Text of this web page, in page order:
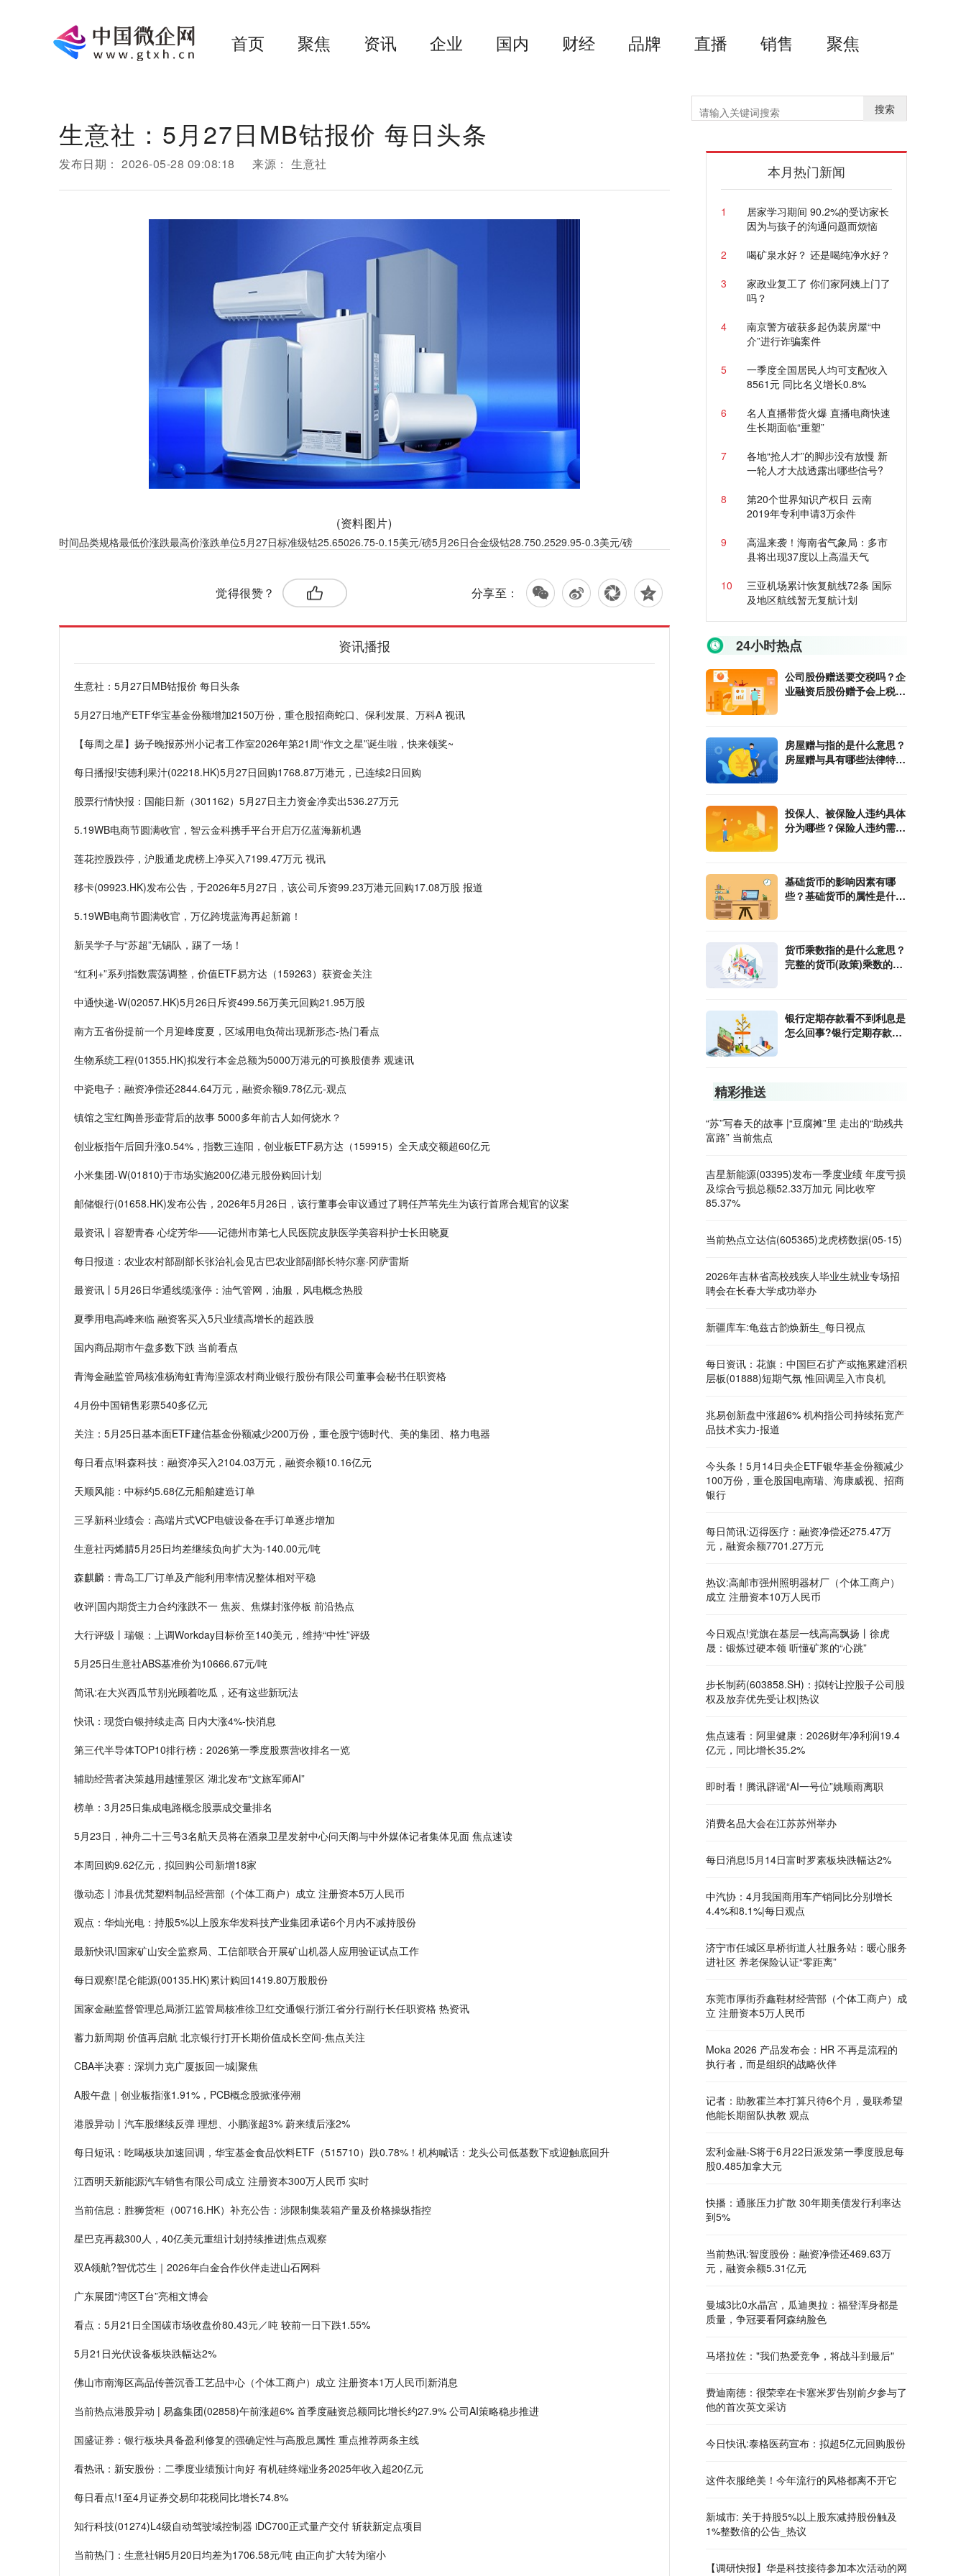
首页 聚焦 资讯 企业 国内 财经 品牌 直播 销售 聚焦
生意社：5月27日MB钴报价 每日头条
发布日期： 2026-05-28 09:08:18 来源： 生意社
(资料图片)
时间品类规格最低价涨跌最高价涨跌单位5月27日标准级钴25.65026.75-0.15美元/磅5月26日合金级钴28.750.2529.95-0.3美元/磅
觉得很赞？ 分享至：
资讯播报
生意社：5月27日MB钴报价 每日头条
5月27日地产ETF华宝基金份额增加2150万份，重仓股招商蛇口、保利发展、万科A 视讯
【每周之星】扬子晚报苏州小记者工作室2026年第21周“作文之星”诞生啦，快来领奖~
每日播报!安德利果汁(02218.HK)5月27日回购1768.87万港元，已连续2日回购
股票行情快报：国能日新（301162）5月27日主力资金净卖出536.27万元
5.19WB电商节圆满收官，智云金科携手平台开启万亿蓝海新机遇
莲花控股跌停，沪股通龙虎榜上净买入7199.47万元 视讯
移卡(09923.HK)发布公告，于2026年5月27日，该公司斥资99.23万港元回购17.08万股 报道
5.19WB电商节圆满收官，万亿跨境蓝海再起新篇！
新吴学子与“苏超”无锡队，踢了一场！
“红利+”系列指数震荡调整，价值ETF易方达（159263）获资金关注
中通快递-W(02057.HK)5月26日斥资499.56万美元回购21.95万股
南方五省份提前一个月迎峰度夏，区域用电负荷出现新形态-热门看点
生物系统工程(01355.HK)拟发行本金总额为5000万港元的可换股债券 观速讯
中瓷电子：融资净偿还2844.64万元，融资余额9.78亿元-观点
镇馆之宝红陶兽形壶背后的故事 5000多年前古人如何烧水？
创业板指午后回升涨0.54%，指数三连阳，创业板ETF易方达（159915）全天成交额超60亿元
小米集团-W(01810)于市场实施200亿港元股份购回计划
邮储银行(01658.HK)发布公告，2026年5月26日，该行董事会审议通过了聘任芦苇先生为该行首席合规官的议案
最资讯丨容塑青春 心绽芳华——记德州市第七人民医院皮肤医学美容科护士长田晓夏
每日报道：农业农村部副部长张治礼会见古巴农业部副部长特尔塞·冈萨雷斯
最资讯丨5月26日华通线缆涨停：油气管网，油服，风电概念热股
夏季用电高峰来临 融资客买入5只业绩高增长的超跌股
国内商品期市午盘多数下跌 当前看点
青海金融监管局核准杨海虹青海湟源农村商业银行股份有限公司董事会秘书任职资格
4月份中国销售彩票540多亿元
关注：5月25日基本面ETF建信基金份额减少200万份，重仓股宁德时代、美的集团、格力电器
每日看点!科森科技：融资净买入2104.03万元，融资余额10.16亿元
天顺风能：中标约5.68亿元船舶建造订单
三孚新科业绩会：高端片式VCP电镀设备在手订单逐步增加
生意社丙烯腈5月25日均差继续负向扩大为-140.00元/吨
森麒麟：青岛工厂订单及产能利用率情况整体相对平稳
收评|国内期货主力合约涨跌不一 焦炭、焦煤封涨停板 前沿热点
大行评级丨瑞银：上调Workday目标价至140美元，维持“中性”评级
5月25日生意社ABS基准价为10666.67元/吨
简讯:在大兴西瓜节别光顾着吃瓜，还有这些新玩法
快讯：现货白银持续走高 日内大涨4%-快消息
第三代半导体TOP10排行榜：2026第一季度股票营收排名一览
辅助经营者决策越用越懂景区 湖北发布“文旅军师AI”
榜单：3月25日集成电路概念股票成交量排名
5月23日，神舟二十三号3名航天员将在酒泉卫星发射中心问天阁与中外媒体记者集体见面 焦点速读
本周回购9.62亿元，拟回购公司新增18家
微动态丨沛县优梵塑料制品经营部（个体工商户）成立 注册资本5万人民币
观点：华灿光电：持股5%以上股东华发科技产业集团承诺6个月内不减持股份
最新快讯!国家矿山安全监察局、工信部联合开展矿山机器人应用验证试点工作
每日观察!昆仑能源(00135.HK)累计购回1419.80万股股份
国家金融监督管理总局浙江监管局核准徐卫红交通银行浙江省分行副行长任职资格 热资讯
蓄力新周期 价值再启航 北京银行打开长期价值成长空间-焦点关注
CBA半决赛：深圳力克广厦扳回一城|聚焦
A股午盘｜创业板指涨1.91%，PCB概念股掀涨停潮
港股异动丨汽车股继续反弹 理想、小鹏涨超3% 蔚来绩后涨2%
每日短讯：吃喝板块加速回调，华宝基金食品饮料ETF（515710）跌0.78%！机构喊话：龙头公司低基数下或迎触底回升
江西明天新能源汽车销售有限公司成立 注册资本300万人民币 实时
当前信息：胜狮货柜（00716.HK）补充公告：涉限制集装箱产量及价格操纵指控
星巴克再裁300人，40亿美元重组计划持续推进|焦点观察
双A领航?智优芯生｜2026年白金合作伙伴走进山石网科
广东展团“湾区T台”亮相文博会
看点：5月21日全国碳市场收盘价80.43元／吨 较前一日下跌1.55%
5月21日光伏设备板块跌幅达2%
佛山市南海区高品传善沉香工艺品中心（个体工商户）成立 注册资本1万人民币|新消息
当前热点港股异动 | 易鑫集团(02858)午前涨超6% 首季度融资总额同比增长约27.9% 公司AI策略稳步推进
国盛证券：银行板块具备盈利修复的强确定性与高股息属性 重点推荐两条主线
看热讯：新安股份：二季度业绩预计向好 有机硅终端业务2025年收入超20亿元
每日看点!1至4月证券交易印花税同比增长74.8%
知行科技(01274)L4级自动驾驶域控制器 iDC700正式量产交付 斩获新定点项目
当前热门：生意社铜5月20日均差为1706.58元/吨 由正向扩大转为缩小
搜索
本月热门新闻
1
居家学习期间 90.2%的受访家长
因为与孩子的沟通问题而烦恼
2
喝矿泉水好？ 还是喝纯净水好？
3
家政业复工了 你们家阿姨上门了
吗？
4
南京警方破获多起伪装房屋“中
介”进行诈骗案件
5
一季度全国居民人均可支配收入
8561元 同比名义增长0.8%
6
名人直播带货火爆 直播电商快速
生长期面临“重塑”
7
各地“抢人才”的脚步没有放慢 新
一轮人才大战透露出哪些信号?
8
第20个世界知识产权日 云南
2019年专利申请3万余件
9
高温来袭！海南省气象局：多市
县将出现37度以上高温天气
10
三亚机场累计恢复航线72条 国际
及地区航线暂无复航计划
24小时热点
公司股份赠送要交税吗？企
业融资后股份赠予会上税
房屋赠与指的是什么意思？
房屋赠与具有哪些法律特
投保人、被保险人违约具体
分为哪些？保险人违约需要
基础货币的影响因素有哪
些？基础货币的属性是什
货币乘数指的是什么意思？
完整的货币(政策)乘数的计
银行定期存款看不到利息是
怎么回事?银行定期存款利
精彩推送
“苏”写春天的故事 |“豆腐摊”里 走出的“助残共
富路” 当前焦点
吉星新能源(03395)发布一季度业绩 年度亏损
及综合亏损总额52.33万加元 同比收窄
85.37%
当前热点立达信(605365)龙虎榜数据(05-15)
2026年吉林省高校残疾人毕业生就业专场招
聘会在长春大学成功举办
新疆库车:龟兹古韵焕新生_每日视点
每日资讯：花旗：中国巨石扩产或拖累建滔积
层板(01888)短期气氛 惟回调呈入市良机
兆易创新盘中涨超6% 机构指公司持续拓宽产
品技术实力-报道
今头条！5月14日央企ETF银华基金份额减少
100万份，重仓股国电南瑞、海康威视、招商
银行
每日简讯:迈得医疗：融资净偿还275.47万
元，融资余额7701.27万元
热议:高邮市强州照明器材厂（个体工商户）
成立 注册资本10万人民币
今日观点!党旗在基层一线高高飘扬丨徐虎
晟：锻炼过硬本领 听懂矿浆的“心跳”
步长制药(603858.SH)：拟转让控股子公司股
权及放弃优先受让权|热议
焦点速看：阿里健康：2026财年净利润19.4
亿元，同比增长35.2%
即时看！腾讯辟谣“AI一号位”姚顺雨离职
消费名品大会在江苏苏州举办
每日消息!5月14日富时罗素板块跌幅达2%
中汽协：4月我国商用车产销同比分别增长
4.4%和8.1%|每日观点
济宁市任城区阜桥街道人社服务站：暖心服务
进社区 养老保险认证“零距离”
东莞市厚街乔鑫鞋材经营部（个体工商户）成
立 注册资本5万人民币
Moka 2026 产品发布会：HR 不再是流程的
执行者，而是组织的战略伙伴
记者：助教霍兰本打算只待6个月，曼联希望
他能长期留队执教 观点
宏利金融-S将于6月22日派发第一季度股息每
股0.485加拿大元
快播：通胀压力扩散 30年期美债发行利率达
到5%
当前热讯:智度股份：融资净偿还469.63万
元，融资余额5.31亿元
曼城3比0水晶宫，瓜迪奥拉：福登浑身都是
质量，争冠要看阿森纳脸色
马塔拉佐："我们热爱竞争，将战斗到最后"
费迪南德：很荣幸在卡塞米罗告别前夕参与了
他的首次英文采访
今日快讯:泰格医药宣布：拟超5亿元回购股份
这件衣服绝美！今年流行的风格都离不开它
新城市: 关于持股5%以上股东减持股份触及
1%整数倍的公告_热议
【调研快报】华是科技接待参加本次活动的网